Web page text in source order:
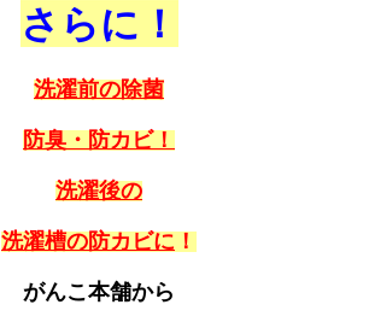
さらに！
洗濯前の除菌
防臭・防カビ！
洗濯後の
洗濯槽の防カビに ！
がんこ本舗から